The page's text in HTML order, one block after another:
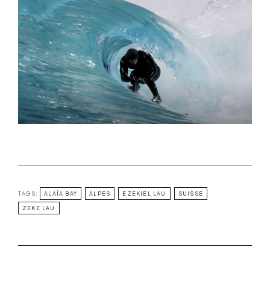
TAGS: ALAÏA BAY ALPES EZEKIEL LAU SUISSE
ZEKE LAU